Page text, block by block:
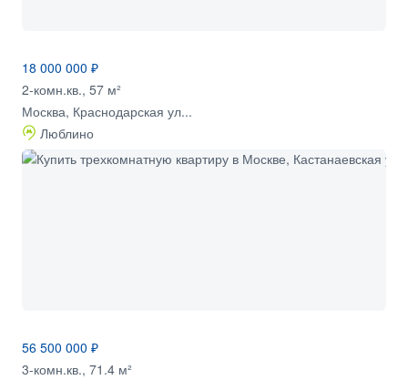
18 000 000 ₽
2-комн.кв., 57 м²
Москва, Краснодарская ул...
Люблино
56 500 000 ₽
3-комн.кв., 71.4 м²